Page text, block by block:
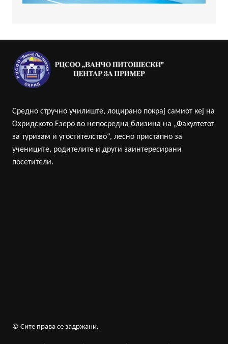
Средно стручно училиште, лоцирано покрај самиот кеј на
Охридското Езеро во непосредна близина на „Факултетот
за туризам и угостителство“, лесно пристапно за
учениците, родителите и други заинтересирани
посетители.
© Сите права се задржани.